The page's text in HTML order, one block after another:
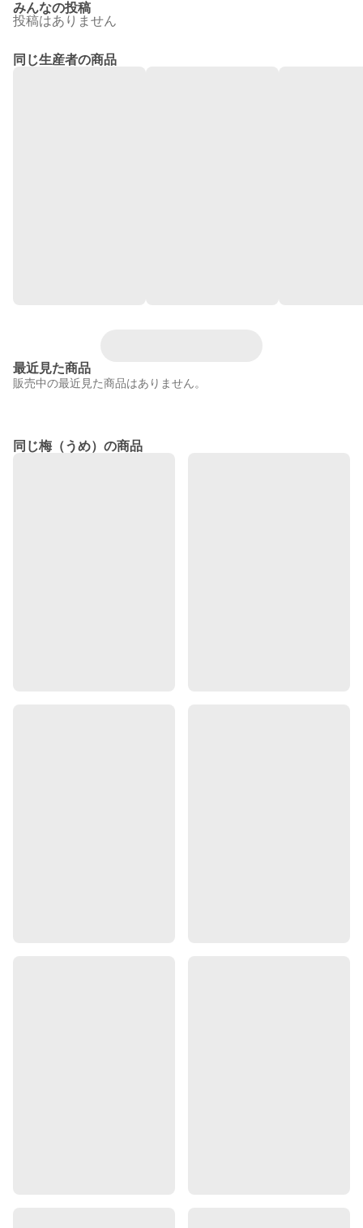
みんなの投稿
投稿はありません
同じ生産者の商品
最近見た商品
販売中の最近見た商品はありません。
同じ梅（うめ）の商品